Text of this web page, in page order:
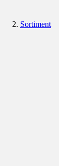
Sortiment